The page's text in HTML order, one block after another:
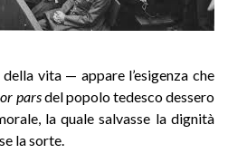
vita — appare l’esigenza che
parsdel popolo tedesco dessero
la quale salvasse la dignità
la sorte.